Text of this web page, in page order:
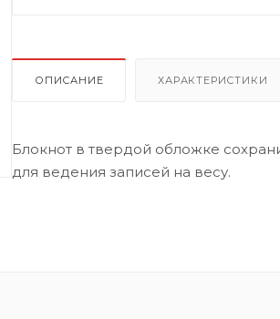
ОПИСАНИЕ ХАРАКТЕРИСТИКИ
Блокнот в твердой обложке
для ведения записей на весу.